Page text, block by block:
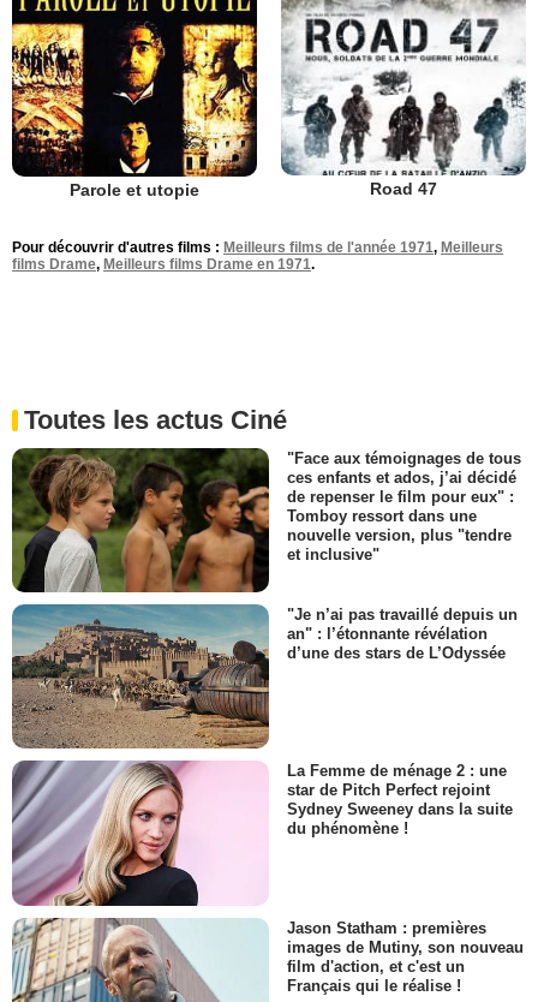
Parole et utopie Road 47
Pour découvrir d'autres films : Meilleurs films de l'année 1971, Meilleurs
films Drame, Meilleurs films Drame en 1971.
Toutes les actus Ciné
"Face aux témoignages de tous
ces enfants et ados, j’ai décidé
de repenser le film pour eux" :
Tomboy ressort dans une
nouvelle version, plus "tendre
et inclusive"
"Je n’ai pas travaillé depuis un
an" : l’étonnante révélation
d’une des stars de L’Odyssée
La Femme de ménage 2 : une
star de Pitch Perfect rejoint
Sydney Sweeney dans la suite
du phénomène !
Jason Statham : premières
images de Mutiny, son nouveau
film d'action, et c'est un
Français qui le réalise !